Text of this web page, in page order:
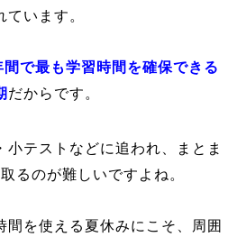
ています。
間で最も学習時間を確保できる
だからです。
テストなどに追われ、まとま
るのが難しいですよね。
間を使える夏休みにこそ、周囲